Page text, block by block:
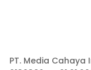
PT. Media Cahaya